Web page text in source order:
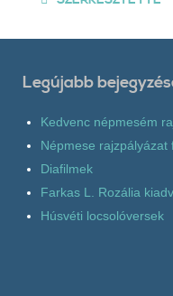
Legújabb
Kedvenc népmesém
Népmese rajzpályázat
Diafilmek
Farkas L. Rozália
Húsvéti locsolóversek